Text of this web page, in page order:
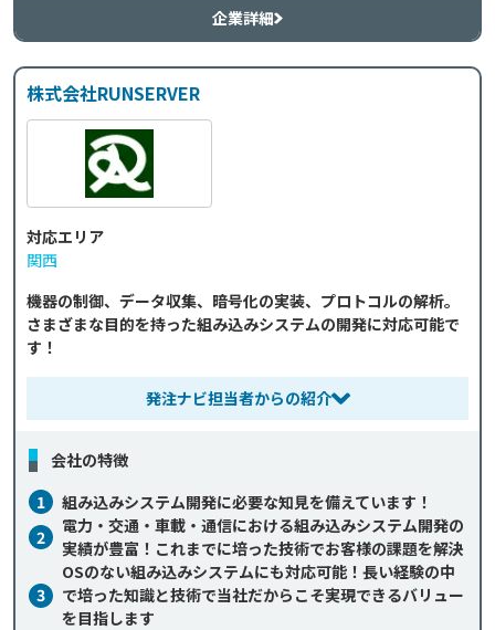
企業詳細
株式会社RUNSERVER
対応エリア
関西
機器の制御、データ収集、暗号化の実装、プロトコルの解析。
さまざまな目的を持った組み込みシステムの開発に対応可能で
す！
発注ナビ担当者からの紹介
会社の特徴
1
組み込みシステム開発に必要な知見を備えています！
2
電力・交通・車載・通信における組み込みシステム開発の
実績が豊富！これまでに培った技術でお客様の課題を解決
3
OSのない組み込みシステムにも対応可能！長い経験の中
で培った知識と技術で当社だからこそ実現できるバリュー
を目指します